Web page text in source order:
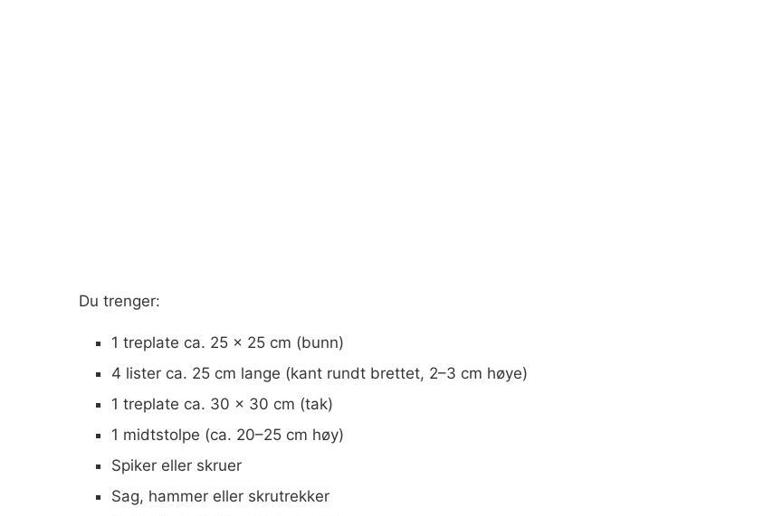
Du trenger:
1 treplate ca. 25 x 25 cm (bunn)
4 lister ca. 25 cm lange (kant rundt brettet, 2–3 cm høye)
1 treplate ca. 30 x 30 cm (tak)
1 midtstolpe (ca. 20–25 cm høy)
Spiker eller skruer
Sag, hammer eller skrutrekker